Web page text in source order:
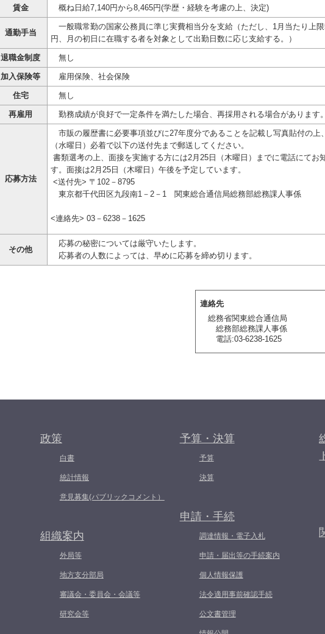
賃金 概ね日給7,140円から8,465円(学歴・経験を考慮の上、決定)
通勤手当
一般職常勤の国家公務員に準じ実費相当分を支給（ただし、1月当たり上
円、月の初日に在職する者を対象として出勤日数に応じ支給する。）
退職金制度 無し
加入保険等 雇用保険、社会保険
住宅 無し
再雇用 勤務成績が良好で一定条件を満たした場合、再採用される場合があります。
応募方法
市販の履歴書に必要事項並びに27年度分であることを記載し写真貼付の上
（水曜日）必着で以下の送付先まで郵送してください。
書類選考の上、面接を実施する方には2月25日（木曜日）までに電話にてお
す。面接は2月25日（木曜日）午後を予定しています。
<送付先> 〒102－8795
東京都千代田区九段南1－2－1 関東総合通信局総務部総務課人事係
<連絡先> 03－6238－1625
その他
応募の秘密については厳守いたします。
応募者の人数によっては、早めに応募を締め切ります。
連絡先
総務省関東総合通信局
総務部総務課人事係
電話:03-6238-1625
政策
白書
統計情報
意見募集(パブリックコメント）
組織案内
外局等
地方支分部局
審議会・委員会・会議等
研究会等
予算・決算
予算
決算
申請・手続
調達情報・電子入札
申請・届出等の手続案内
個人情報保護
法令適用事前確認手続
公文書管理